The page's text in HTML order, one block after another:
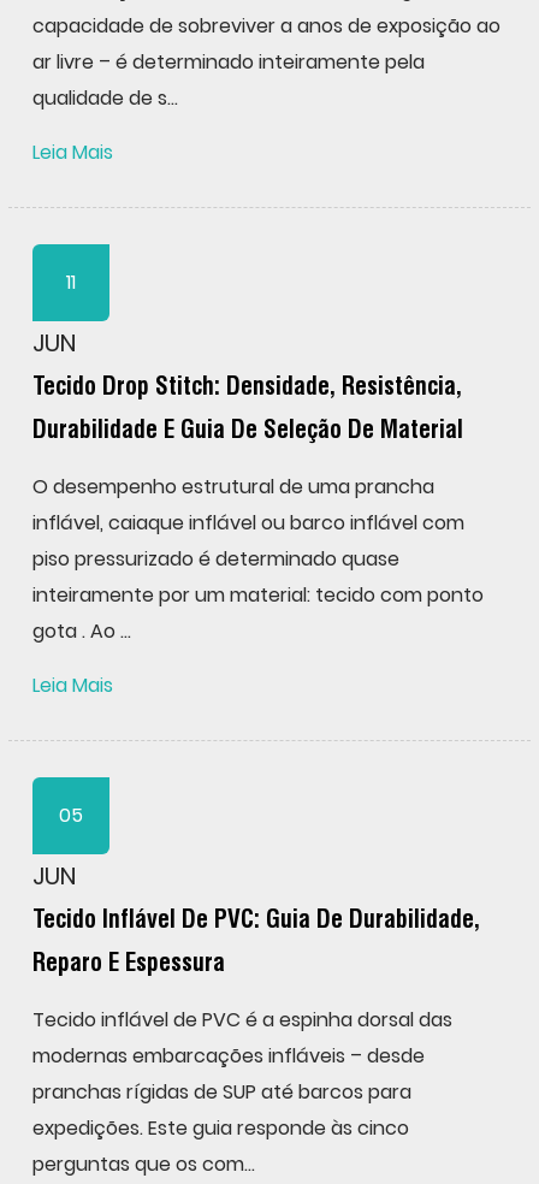
capacidade de sobreviver a anos de exposição ao
ar livre – é determinado inteiramente pela
qualidade de s...
Leia Mais
11
JUN
Tecido Drop Stitch: Densidade, Resistência,
Durabilidade E Guia De Seleção De Material
O desempenho estrutural de uma prancha
inflável, caiaque inflável ou barco inflável com
piso pressurizado é determinado quase
inteiramente por um material: tecido com ponto
gota . Ao ...
Leia Mais
05
JUN
Tecido Inflável De PVC: Guia De Durabilidade,
Reparo E Espessura
Tecido inflável de PVC é a espinha dorsal das
modernas embarcações infláveis – desde
pranchas rígidas de SUP até barcos para
expedições. Este guia responde às cinco
perguntas que os com...